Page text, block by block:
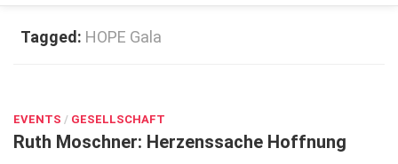
Top Gesundheitsforum Dresden / Ostsachsen
Geschäft
gesund & schön
Tagged: HOPE Gala
EVENTS / GESELLSCHAFT
Ruth Moschner: Herzenssache Hoffnung